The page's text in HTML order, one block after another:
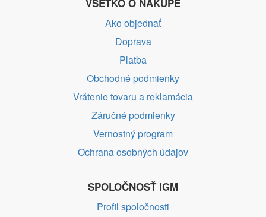
VŠETKO O NÁKUPE
Ako objednať
Doprava
Platba
Obchodné podmienky
Vrátenie tovaru a reklamácia
Záručné podmienky
Vernostný program
Ochrana osobných údajov
SPOLOČNOSŤ IGM
Profil spoločnosti